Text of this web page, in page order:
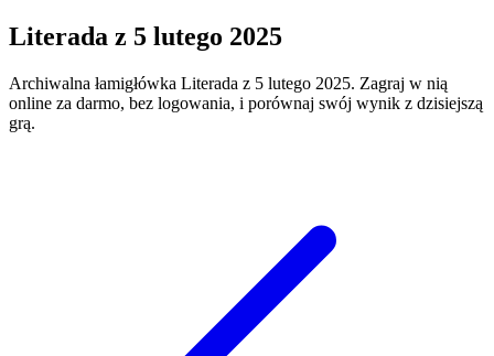
Literada z 5 lutego 2025
Archiwalna łamigłówka Literada z 5 lutego 2025. Zagraj w nią
online za darmo, bez logowania, i porównaj swój wynik z dzisiejszą
grą.